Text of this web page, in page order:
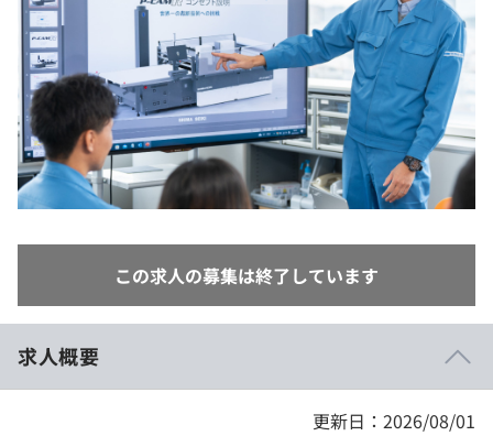
就活成功ガイド
プラン
個人向けプラン
法人向けプラン
学校向けプラン
note
この求人の募集は終了しています
求人概要
更新日：2026/08/01